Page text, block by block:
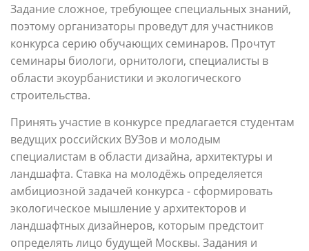
Задание сложное, требующее специальных знаний,
поэтому организаторы проведут для участников
конкурса серию обучающих семинаров. Прочтут
семинары биологи, орнитологи, специалисты в
области экоурбанистики и экологического
строительства.
Принять участие в конкурсе предлагается студентам
ведущих российских ВУЗов и молодым
специалистам в области дизайна, архитектуры и
ландшафта. Ставка на молодёжь определяется
амбициозной задачей конкурса - сформировать
экологическое мышление у архитекторов и
ландшафтных дизайнеров, которым предстоит
определять лицо будущей Москвы. Задания и